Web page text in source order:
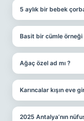
5 aylık bir bebek
Basit bir cümle örneği
Ağaç özel ad mı ?
Karıncalar kışın eve
2025 Antalya’nın